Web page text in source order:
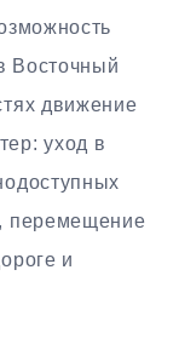
Восточный
движение
уход в
перемещение
и